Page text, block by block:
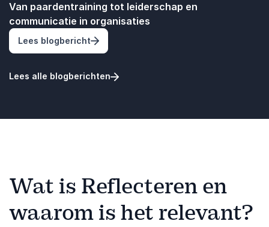
Van paardentraining tot leiderschap en
communicatie in organisaties
Lees blogbericht: Van paardentraining tot leiderschap
Lees alle blogberichten
Wat is Reflecteren en
waarom is het relevant?